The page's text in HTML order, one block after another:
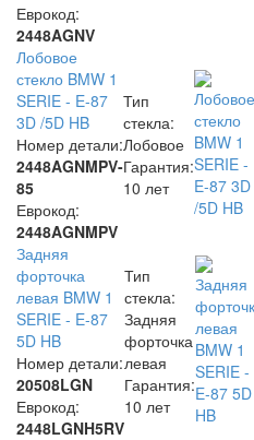
Еврокод:
2448AGNV
Лобовое
стекло BMW 1
SERIE - E-87
3D /5D HB
Номер детали:
2448AGNMPV-
85
Еврокод:
2448AGNMPV
Тип
стекла:
Лобовое
Гарантия:
10 лет
Задняя
форточка
левая BMW 1
SERIE - E-87
5D HB
Номер детали:
20508LGN
Еврокод:
2448LGNH5RV
Тип
стекла:
Задняя
форточка
левая
Гарантия:
10 лет